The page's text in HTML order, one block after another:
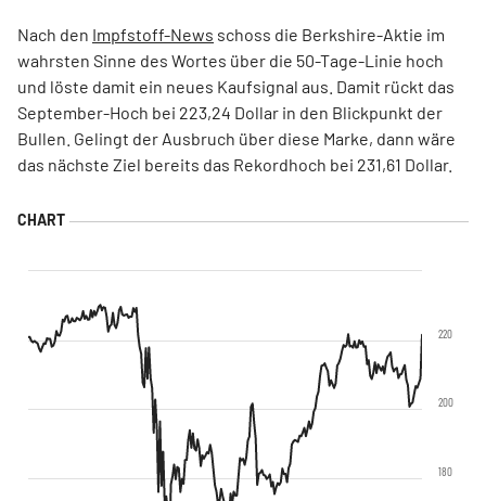
Nach den Impfstoff-News schoss die Berkshire-Aktie im
wahrsten Sinne des Wortes über die 50-Tage-Linie hoch
und löste damit ein neues Kaufsignal aus. Damit rückt das
September-Hoch bei 223,24 Dollar in den Blickpunkt der
Bullen. Gelingt der Ausbruch über diese Marke, dann wäre
das nächste Ziel bereits das Rekordhoch bei 231,61 Dollar.
180
200
220